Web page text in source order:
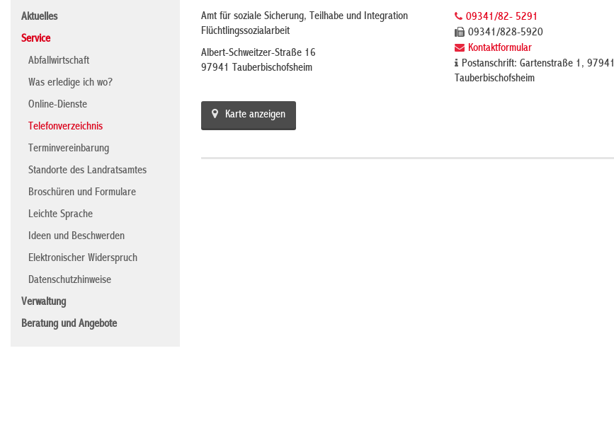
Aktuelles
Service
Abfallwirtschaft
Was erledige ich wo?
Online-Dienste
Telefonverzeichnis
Terminvereinbarung
Standorte des Landratsamtes
Broschüren und Formulare
Leichte Sprache
Ideen und Beschwerden
Elektronischer Widerspruch
Datenschutzhinweise
Verwaltung
Beratung und Angebote
Amt für soziale Sicherung, Teilhabe und Integration
Flüchtlingssozialarbeit
Albert-Schweitzer-Straße 16
97941 Tauberbischofsheim
09341/82- 5291
09341/828-5920
Kontaktformular
Postanschrift: Gartenstraße 1, 97941
Tauberbischofsheim
Karte anzeigen